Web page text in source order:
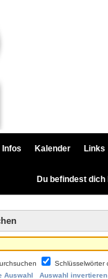
Infos Kalender Links
Du befindest
Auswahl Auswahl invertieren